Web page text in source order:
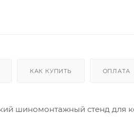
КАК КУПИТЬ ОПЛАТА
шиномонтажный стенд для